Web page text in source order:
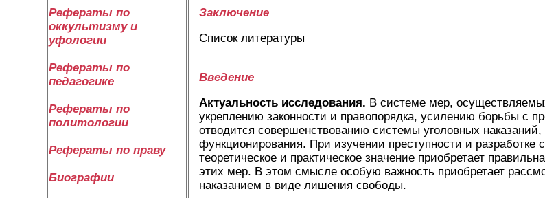
Рефераты по
оккультизму и
уфологии
Рефераты по
педагогике
Рефераты по
политологии
Рефераты по праву
Биографии
Заключение
Список литературы
Введение
Актуальность исследования. В системе мер,
укреплению законности и правопорядка, усилению борьбы с
отводится совершенствованию системы уголовных
функционирования. При изучении преступности и разработке
теоретическое и практическое значение приобретает
этих мер. В этом смысле особую важность приобретает
наказанием в виде лишения свободы.